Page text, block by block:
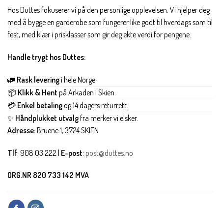
Hos Duttes fokuserer vi på den personlige opplevelsen. Vi hjelper deg
med å bygge en garderobe som fungerer like godt til hverdags som til
fest, med klær i prisklasser som gir deg ekte verdi for pengene.
Handle trygt hos Duttes:
🚛 Rask leveringi hele Norge.
📦 Klikk & Hent på Arkaden i Skien.
💳 Enkel betalingog 14 dagers returrett.
✨ Håndplukket utvalgfra merker vi elsker.
Adresse:Bruene 1, 3724 SKIEN
Tlf: 908 03 222 | E-post: post@duttes.no
ORG.NR 820 733 142 MVA